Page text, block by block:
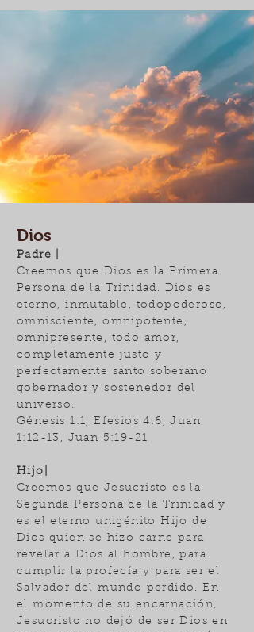
Dios
Padre |
Creemos que Dios es la Primera
Persona de la Trinidad. Dios es
eterno, inmutable, todopoderoso,
omnisciente, omnipotente,
omnipresente, todo amor,
completamente justo y
perfectamente santo soberano
gobernador y sostenedor del
universo.
Génesis 1:1, Efesios 4:6, Juan
1:12-13, Juan 5:19-21
Hijo|
Creemos que Jesucristo es la
Segunda Persona de la Trinidad y
es el eterno unigénito Hijo de
Dios quien se hizo carne para
revelar a Dios al hombre, para
cumplir la profecía y para ser el
Salvador del mundo perdido. En
el momento de su encarnación,
Jesucristo no dejó de ser Dios en